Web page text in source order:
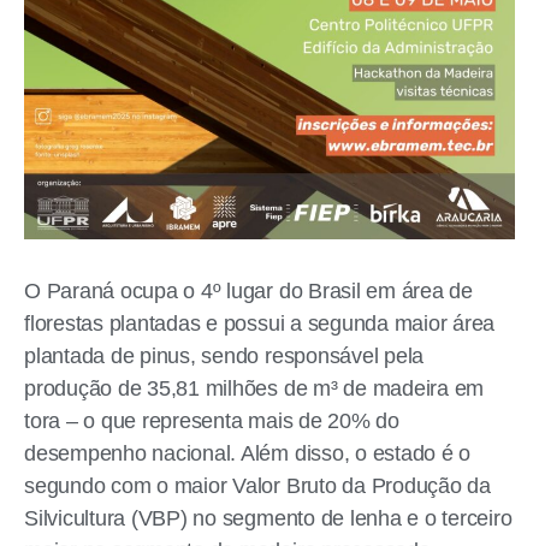
O Paraná ocupa o 4º lugar do Brasil em área de
florestas plantadas e possui a segunda maior área
plantada de pinus, sendo responsável pela
produção de 35,81 milhões de m³ de madeira em
tora – o que representa mais de 20% do
desempenho nacional. Além disso, o estado é o
segundo com o maior Valor Bruto da Produção da
Silvicultura (VBP) no segmento de lenha e o terceiro